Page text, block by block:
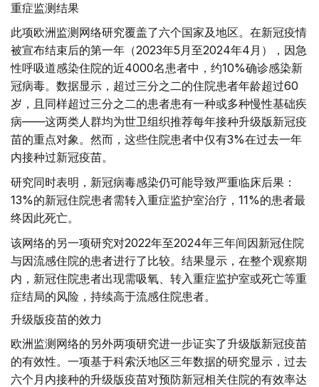
重症监测结果
此项欧洲监测网络研究覆盖了六个国家及地区。在新冠疫情
被宣布结束后的第一年（2023年5月至2024年4月），因急
性呼吸道感染住院的近4000名患者中，约10%确诊感染新
冠病毒。数据显示，超过三分之二的住院患者年龄超过60
岁，且同样超过三分之二的患者患有一种或多种慢性基础疾
病——这两类人群均为世卫组织推荐每年接种升级版新冠疫
苗的重点对象。然而，这些住院患者中仅有3%在过去一年
内接种过新冠疫苗。
研究同时表明，新冠病毒感染仍可能导致严重临床后果：
13%的新冠住院患者需转入重症监护室治疗，11%的患者最
终因此死亡。
该网络的另一项研究对2022年至2024年三年间因新冠住院
与因流感住院的患者进行了比较。结果显示，在整个观察期
内，新冠住院患者出现需吸氧、转入重症监护室或死亡等重
症结局的风险，持续高于流感住院患者。
升级版疫苗的效力
欧洲监测网络的另外两项研究进一步证实了升级版新冠疫苗
的有效性。一项基于科索沃地区三年数据的研究显示，过去
六个月内接种的升级版疫苗对预防新冠相关住院的有效率达